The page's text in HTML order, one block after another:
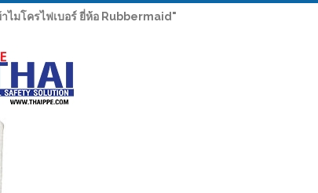
ไมโครไฟเบอร์ ยี่ห้อ Rubbermaid"